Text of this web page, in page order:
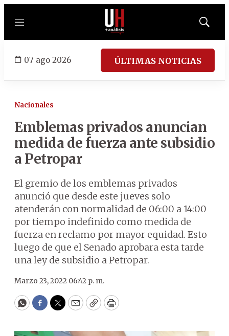
Menú
Mostrar
07 ago 2026 ÚLTIMAS NOTICIAS
Nacionales
Emblemas privados anuncian
medida de fuerza ante subsidio
a Petropar
El gremio de los emblemas privados
anunció que desde este jueves solo
atenderán con normalidad de 06:00 a 14:00
por tiempo indefinido como medida de
fuerza en reclamo por mayor equidad. Esto
luego de que el Senado aprobara esta tarde
una ley de subsidio a Petropar.
Marzo 23, 2022 06:42 p. m.
WhatsApp
Facebook
Twitter
EmailCopyPrint